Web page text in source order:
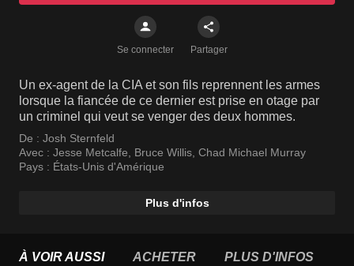
Se connecter Partager
Un ex-agent de la CIA et son fils reprennent les armes
lorsque la fiancée de ce dernier est prise en otage par
un criminel qui veut se venger des deux hommes.
De : Josh Sternfeld
Avec : Jesse Metcalfe, Bruce Willis, Chad Michael Murray
Pays : États-Unis d'Amérique
Plus d'infos
À VOIR AUSSI ACHETER PLUS D'INFOS